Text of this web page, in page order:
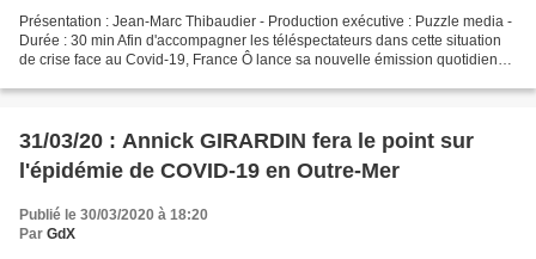
Présentation : Jean-Marc Thibaudier - Production exécutive : Puzzle media -
Durée : 30 min Afin d'accompagner les téléspectateurs dans cette situation
de crise face au Covid-19, France Ô lance sa nouvelle émission quotidienne
31/03/20 : Annick GIRARDIN fera le point sur
l'épidémie de COVID-19 en Outre-Mer
Publié le 30/03/2020 à 18:20
Par GdX